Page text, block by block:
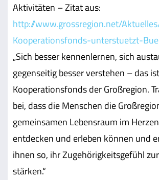
Aktivitäten – Zitat aus:
http://www.grossregion.net/
Kooperationsfonds-unterstuetzt-
„Sich besser kennenlernen, sich
gegenseitig besser verstehen – das
Kooperationsfonds der Großregion.
bei, dass die Menschen die
gemeinsamen Lebensraum im
entdecken und erleben können und
ihnen so, ihr Zugehörigkeitsgefühl
stärken.“